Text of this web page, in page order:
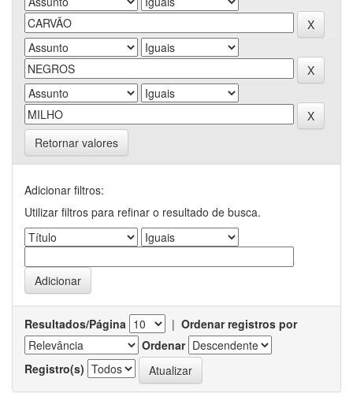
Retornar valores
Adicionar filtros:
Utilizar filtros para refinar o resultado de busca.
Resultados/Página | Ordenar registros por
Ordenar
Registro(s)